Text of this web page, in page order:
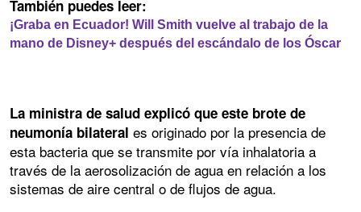
También puedes leer:
¡Graba en Ecuador! Will Smith vuelve al trabajo de la
mano de Disney+ después del escándalo de los Óscar
La ministra de salud explicó que este brote de
neumonía bilateral es originado por la presencia de
esta bacteria que se transmite por vía inhalatoria a
través de la aerosolización de agua en relación a los
sistemas de aire central o de flujos de agua.